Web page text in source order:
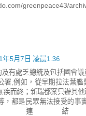
greenpeace43/
年5月7日 凌晨1:36
有處乏總統及包括國會
署,例如，從早期拉法葉艦
疾而終；新瑞都案只辦其
，都是民眾無法接受的事
連結